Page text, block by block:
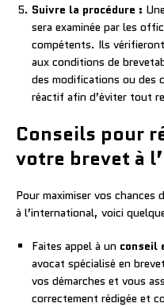
Suivre la procédure :
sera examinée par les
compétents. Ils
aux conditions de
des modifications ou des
réactif afin d’éviter tout
Conseils pour
votre brevet à
Pour maximiser vos chances
à l’international, voici
Faites appel à un conseil
avocat spécialisé en
vos démarches et vous
correctement rédigée et